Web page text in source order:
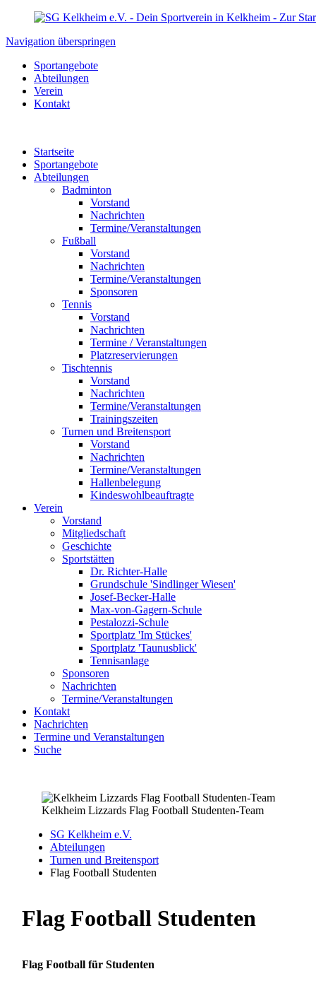
Navigation überspringen
Sportangebote
Abteilungen
Verein
Kontakt
Startseite
Sportangebote
Abteilungen
Badminton
Vorstand
Nachrichten
Termine/Veranstaltungen
Fußball
Vorstand
Nachrichten
Termine/Veranstaltungen
Sponsoren
Tennis
Vorstand
Nachrichten
Termine / Veranstaltungen
Platzreservierungen
Tischtennis
Vorstand
Nachrichten
Termine/Veranstaltungen
Trainingszeiten
Turnen und Breitensport
Vorstand
Nachrichten
Termine/Veranstaltungen
Hallenbelegung
Kindeswohlbeauftragte
Verein
Vorstand
Mitgliedschaft
Geschichte
Sportstätten
Dr. Richter-Halle
Grundschule 'Sindlinger Wiesen'
Josef-Becker-Halle
Max-von-Gagern-Schule
Pestalozzi-Schule
Sportplatz 'Im Stückes'
Sportplatz 'Taunusblick'
Tennisanlage
Sponsoren
Nachrichten
Termine/Veranstaltungen
Kontakt
Nachrichten
Termine und Veranstaltungen
Suche
Kelkheim Lizzards Flag Football Studenten-Team
SG Kelkheim e.V.
Abteilungen
Turnen und Breitensport
Flag Football Studenten
Flag Football Studenten
Flag Football für Studenten